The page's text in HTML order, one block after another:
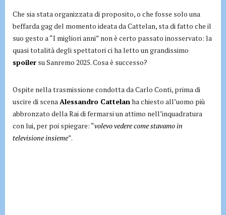
Che sia stata organizzata di proposito, o che fosse solo una
beffarda gag del momento ideata da Cattelan, sta di fatto che il
suo gesto a “I migliori anni” non è certo passato inosservato: la
quasi totalità degli spettatori ci ha letto un grandissimo
spoiler su Sanremo 2025. Cosa è successo?
Ospite nella trasmissione condotta da Carlo Conti, prima di
uscire di scena Alessandro Cattelan ha chiesto all’uomo più
abbronzato della Rai di fermarsi un attimo nell’inquadratura
con lui, per poi spiegare: “volevo vedere come stavamo in
televisione insieme”.